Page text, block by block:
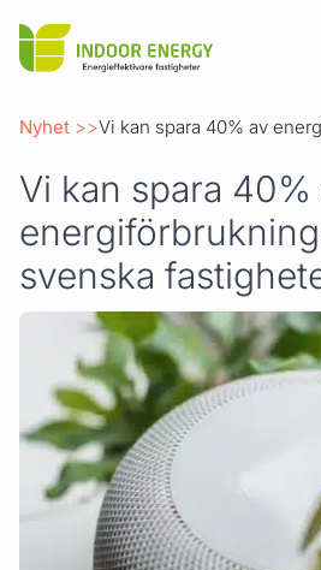
Indoor
Nyhet
Vi kan spara 40%
svenska